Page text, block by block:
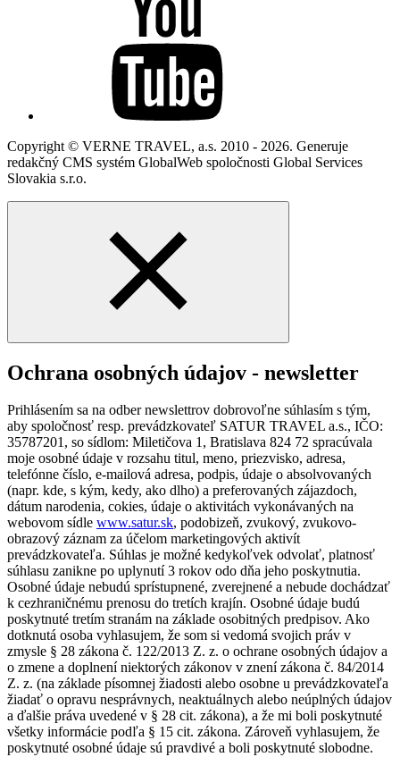
Copyright © VERNE TRAVEL, a.s. 2010 - 2026. Generuje
redakčný CMS systém GlobalWeb spoločnosti Global Services
Slovakia s.r.o.
Ochrana osobných údajov - newsletter
Prihlásením sa na odber newslettrov dobrovoľne súhlasím s tým,
aby spoločnosť resp. prevádzkovateľ SATUR TRAVEL a.s., IČO:
35787201, so sídlom: Miletičova 1, Bratislava 824 72 spracúvala
moje osobné údaje v rozsahu titul, meno, priezvisko, adresa,
telefónne číslo, e-mailová adresa, podpis, údaje o absolvovaných
(napr. kde, s kým, kedy, ako dlho) a preferovaných zájazdoch,
dátum narodenia, cokies, údaje o aktivitách vykonávaných na
webovom sídle www.satur.sk, podobizeň, zvukový, zvukovo-
obrazový záznam za účelom marketingových aktivít
prevádzkovateľa. Súhlas je možné kedykoľvek odvolať, platnosť
súhlasu zanikne po uplynutí 3 rokov odo dňa jeho poskytnutia.
Osobné údaje nebudú sprístupnené, zverejnené a nebude dochádzať
k cezhraničnému prenosu do tretích krajín. Osobné údaje budú
poskytnuté tretím stranám na základe osobitných predpisov. Ako
dotknutá osoba vyhlasujem, že som si vedomá svojich práv v
zmysle § 28 zákona č. 122/2013 Z. z. o ochrane osobných údajov a
o zmene a doplnení niektorých zákonov v znení zákona č. 84/2014
Z. z. (na základe písomnej žiadosti alebo osobne u prevádzkovateľa
žiadať o opravu nesprávnych, neaktuálnych alebo neúplných údajov
a ďalšie práva uvedené v § 28 cit. zákona), a že mi boli poskytnuté
všetky informácie podľa § 15 cit. zákona. Zároveň vyhlasujem, že
poskytnuté osobné údaje sú pravdivé a boli poskytnuté slobodne.